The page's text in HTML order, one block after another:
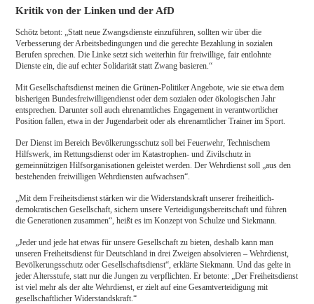
Kritik von der Linken und der AfD
Schötz betont: „Statt neue Zwangsdienste einzuführen, sollten wir über die
Verbesserung der Arbeitsbedingungen und die gerechte Bezahlung in sozialen
Berufen sprechen. Die Linke setzt sich weiterhin für freiwillige, fair entlohnte
Dienste ein, die auf echter Solidarität statt Zwang basieren.“
Mit Gesellschaftsdienst meinen die Grünen-Politiker Angebote, wie sie etwa dem
bisherigen Bundesfreiwilligendienst oder dem sozialen oder ökologischen Jahr
entsprechen. Darunter soll auch ehrenamtliches Engagement in verantwortlicher
Position fallen, etwa in der Jugendarbeit oder als ehrenamtlicher Trainer im Sport.
Der Dienst im Bereich Bevölkerungsschutz soll bei Feuerwehr, Technischem
Hilfswerk, im Rettungsdienst oder im Katastrophen- und Zivilschutz in
gemeinnützigen Hilfsorganisationen geleistet werden. Der Wehrdienst soll „aus den
bestehenden freiwilligen Wehrdiensten aufwachsen“.
„Mit dem Freiheitsdienst stärken wir die Widerstandskraft unserer freiheitlich-
demokratischen Gesellschaft, sichern unsere Verteidigungsbereitschaft und führen
die Generationen zusammen“, heißt es im Konzept von Schulze und Siekmann.
„Jeder und jede hat etwas für unsere Gesellschaft zu bieten, deshalb kann man
unseren Freiheitsdienst für Deutschland in drei Zweigen absolvieren – Wehrdienst,
Bevölkerungsschutz oder Gesellschaftsdienst“, erklärte Siekmann. Und das gelte in
jeder Altersstufe, statt nur die Jungen zu verpflichten. Er betonte: „Der Freiheitsdienst
ist viel mehr als der alte Wehrdienst, er zielt auf eine Gesamtverteidigung mit
gesellschaftlicher Widerstandskraft.“